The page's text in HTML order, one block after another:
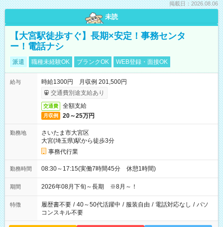
掲載日：2026.08.06
未読
【大宮駅徒歩すぐ】長期×安定！事務センタ
ー！電話ナシ
派遣 職種未経験OK ブランクOK WEB登録・面接OK
給与
時給1300円 月収例 201,500円
交通費別途支給あり
交通費 全額支給
月収例 20～25万円
勤務地
さいたま市大宮区
大宮(埼玉県)駅から徒歩3分
事務代行業
勤務時間 08:30～17:15(実働7時間45分 休憩1時間)
期間 2026年08月下旬～長期 ※8月～！
特徴 履歴書不要 / 40～50代活躍中 / 服装自由 / 電話対応なし / パソ
コンスキル不要